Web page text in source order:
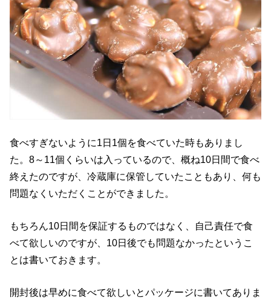
食べすぎないように1日1個を食べていた時もありまし
た。8～11個くらいは入っているので、概ね10日間で食べ
終えたのですが、冷蔵庫に保管していたこともあり、何も
問題なくいただくことができました。
もちろん10日間を保証するものではなく、自己責任で食
べて欲しいのですが、10日後でも問題なかったというこ
とは書いておきます。
開封後は早めに食べて欲しいとパッケージに書いてありま